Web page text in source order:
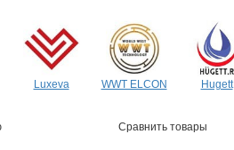
Luxeva WWT ELCON Hugett
Сравнить товары